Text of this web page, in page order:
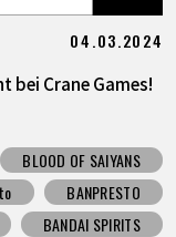
04.03.2024
bei Crane Games!
BLOOD OF SAIYANS
BANPRESTO
BANDAI SPIRITS